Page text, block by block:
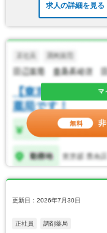
求人の詳細を見る
更新日：2026年7月30日
正社員 調剤薬局